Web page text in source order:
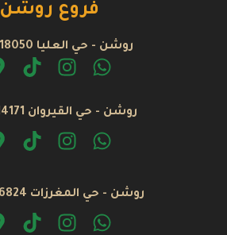
فروع روشن
روشن - حي العليا 0555618050
روشن - حي القيروان 0555814171
روشن - حي المغرزات 0550066824